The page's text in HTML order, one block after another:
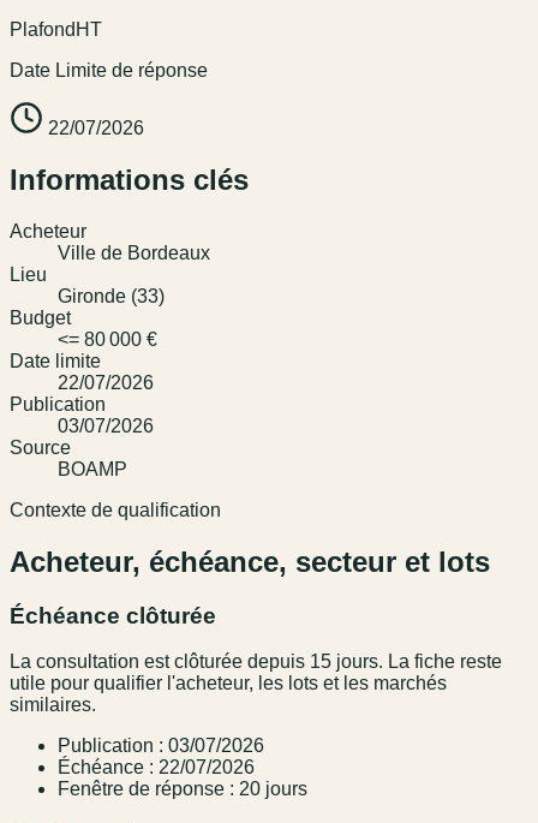
Plafond HT
Date Limite de réponse
22/07/2026
Informations clés
Acheteur
Ville de Bordeaux
Lieu
Gironde (33)
Budget
<= 80 000 €
Date limite
22/07/2026
Publication
03/07/2026
Source
BOAMP
Contexte de qualification
Acheteur, échéance, secteur et lots
Échéance clôturée
La consultation est clôturée depuis 15 jours. La fiche reste
utile pour qualifier l'acheteur, les lots et les marchés
similaires.
Publication : 03/07/2026
Échéance : 22/07/2026
Fenêtre de réponse : 20 jours